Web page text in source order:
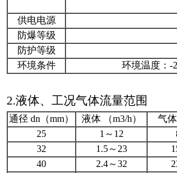
供电电源
防爆等级
防护等级
环境条件
环境温度：-
2.液体、工况气体流量范围
通径 dn（mm） 液体 （m3/h） 气体
25
1～12
32
1.5～23
40
2.4～32